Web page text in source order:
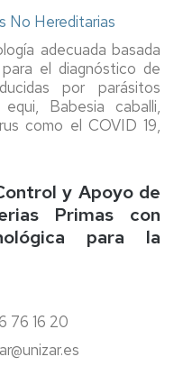
No Hereditarias
adecuada basada
el diagnóstico de
por parásitos
Babesia caballi,
como el COVID 19,
y Apoyo de
Primas con
para la
76 16 20